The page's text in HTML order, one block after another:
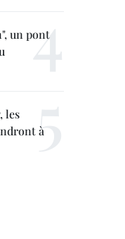
un pont
les
à